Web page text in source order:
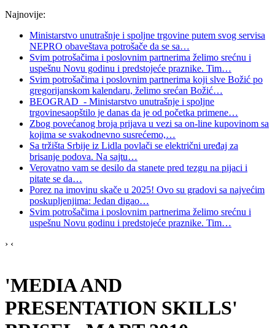
Najnovije:
Ministarstvo unutrašnje i spoljne trgovine putem svog servisa
NEPRO obaveštava potrošače da se sa…
Svim potrošačima i poslovnim partnerima želimo srećnu i
uspešnu Novu godinu i predstojeće praznike. Tim…
Svim potrošačima i poslovnim partnerima koji slve Božić po
gregorijanskom kalendaru, želimo srećan Božić…
BEOGRAD - Ministarstvo unutrašnje i spoljne
trgovinesaopštilo je danas da je od početka primene…
Zbog povećanog broja prijava u vezi sa on-line kupovinom sa
kojima se svakodnevno susrećemo,…
Sa tržišta Srbije iz Lidla povlači se električni uređaj za
brisanje podova. Na sajtu…
Verovatno vam se desilo da stanete pred tezgu na pijaci i
pitate se da…
Porez na imovinu skače u 2025! Ovo su gradovi sa najvećim
poskupljenjima: Jedan digao…
Svim potrošačima i poslovnim partnerima želimo srećnu i
uspešnu Novu godinu i predstojeće praznike. Tim…
› ‹
'MEDIA AND
PRESENTATION SKILLS'